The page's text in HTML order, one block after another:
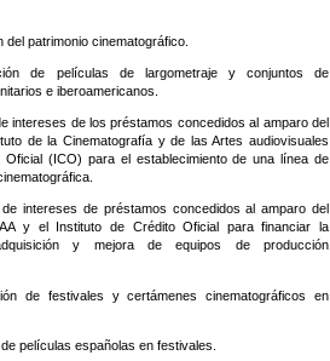
patrimonio cinematográfico.
de películas de largometraje y conjuntos de
e iberoamericanos.
intereses de los préstamos concedidos al amparo del
de la Cinematografía y de las Artes audiovisuales
(ICO) para el establecimiento de una línea de
intereses de préstamos concedidos al amparo del
y el Instituto de Crédito Oficial para financiar la
y mejora de equipos de producción
de festivales y certámenes cinematográficos en
películas españolas en festivales.